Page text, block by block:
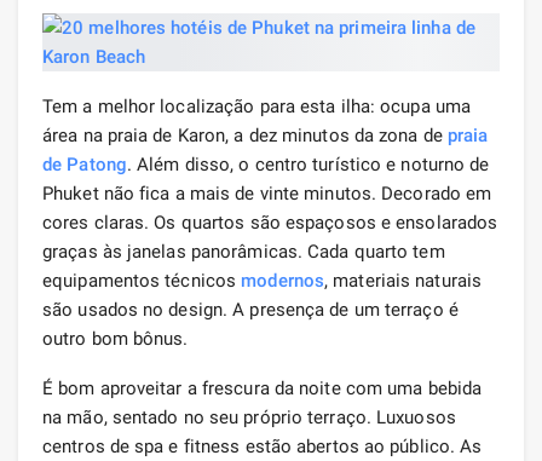
Tem a melhor localização para esta ilha: ocupa uma
área na praia de Karon, a dez minutos da zona de praia
de Patong. Além disso, o centro turístico e noturno de
Phuket não fica a mais de vinte minutos. Decorado em
cores claras. Os quartos são espaçosos e ensolarados
graças às janelas panorâmicas. Cada quarto tem
equipamentos técnicos modernos, materiais naturais
são usados ​​no design. A presença de um terraço é
outro bom bônus.
É bom aproveitar a frescura da noite com uma bebida
na mão, sentado no seu próprio terraço. Luxuosos
centros de spa e fitness estão abertos ao público. As